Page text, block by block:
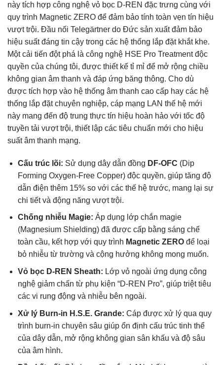
này tích hợp công nghệ vỏ bọc D-REN đặc trưng cùng với
quy trình Magnetic ZERO để đảm bảo tính toàn vẹn tín hiệu
vượt trội. Đầu nối Telegärtner do Đức sản xuất đảm bảo
hiệu suất đáng tin cậy trong các hệ thống lắp đặt khắt khe.
Một cải tiến đột phá là công nghệ HSE Pro Treatment độc
quyền của chúng tôi, được thiết kế tỉ mỉ để mở rộng chiều
không gian âm thanh và đáp ứng băng thông. Cho dù
được tích hợp vào hệ thống âm thanh cao cấp hay các hệ
thống lắp đặt chuyên nghiệp, cáp mạng LAN thế hệ mới
này mang đến độ trung thực tín hiệu hoàn hảo với tốc độ
truyền tải vượt trội, thiết lập các tiêu chuẩn mới cho hiệu
suất âm thanh mạng.
Cấu trúc lõi: Sử dụng dây dẫn đồng DF-OFC (Dip
Forming Oxygen-Free Copper) độc quyền, giúp tăng độ
dẫn điện thêm 15% so với các thế hệ trước, mang lại sự
chi tiết và động năng vượt trội.
Chống nhiễu Magie: Áp dụng lớp chắn magie
(Magnesium Shielding) đã được cấp bằng sáng chế
toàn cầu, kết hợp với quy trình Magnetic ZEROđể loại
bỏ nhiễu từ trường và cộng hưởng không mong muốn.
Vỏ bọc D-REN Sheath: Lớp vỏ ngoài ứng dụng công
nghệ giảm chấn từ phụ kiện “D-REN Pro”, giúp triệt tiêu
các vi rung động và nhiễu bên ngoài.
Xử lý Burn-in H.S.E. Grande: Cáp được xử lý qua quy
trình burn-in chuyên sâu giúp ổn định cấu trúc tinh thể
của dây dẫn, mở rộng không gian sân khấu và độ sâu
của âm hình.